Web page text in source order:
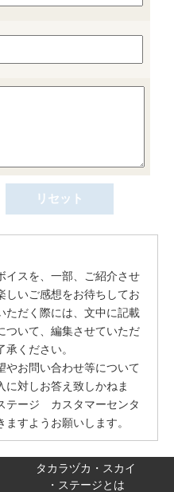
イスを、一部、ご紹介させ
しいご感想をお待ちしてお
ただく際には、文中に記載
ついて、編集させていただ
ください。
やお問い合わせ等について
に対しお答え致しかねま
テージ カスタマーセンタ
すようお願いします。
タカラヅカ・スカイ
・ステージとは